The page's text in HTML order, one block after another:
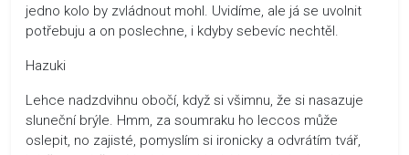
jedno kolo by zvládnout mohl. Uvidíme, ale já se uvolnit
potřebuju a on poslechne, i kdyby sebevíc nechtěl.
Hazuki
Lehce nadzdvihnu obočí, když si všimnu, že si nasazuje
sluneční brýle. Hmm, za soumraku ho leccos může
oslepit, no zajisté, pomyslím si ironicky a odvrátím tvář,